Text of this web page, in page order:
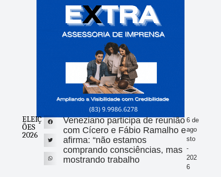
ELEIÇ
ÕES
2026
Veneziano participa de reunião
com Cícero e Fábio Ramalho e
afirma: “não estamos
comprando consciências, mas
mostrando trabalho
6 de
ago
sto
-
202
6